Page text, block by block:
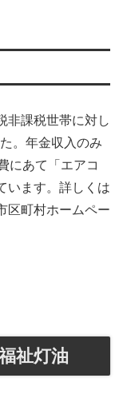
非課税世帯に対し
。年金収入のみ
にあて「エアコ
います。詳しくは
区町村ホームペー
祉灯油